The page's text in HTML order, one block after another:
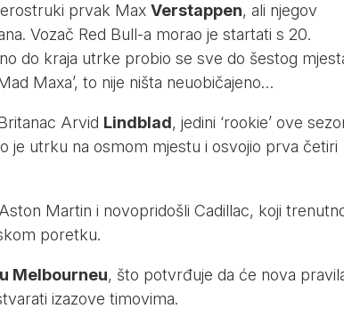
prvak Max Verstappen, ali njegov
Vozač Red Bull-a morao je startati s 20.
do kraja utrke probio se sve do šestog
Maxa’, to nije ništa neuobičajeno…
Arvid Lindblad, jedini ‘rookie’ ove
je utrku na osmom mjestu i osvojio prva četiri
Martin i novopridošli Cadillac, koji
poretku.
Melbourneu, što potvrđuje da će nova
izazove timovima.